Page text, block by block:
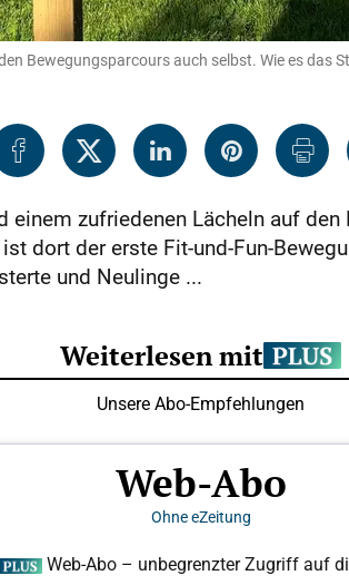
Bewegungsparcours auch selbst. Wie es
zufriedenen Lächeln auf
dort der erste Fit-und-Fun-
und Neulinge ...